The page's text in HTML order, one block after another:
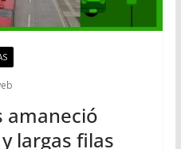
amaneció
largas filas